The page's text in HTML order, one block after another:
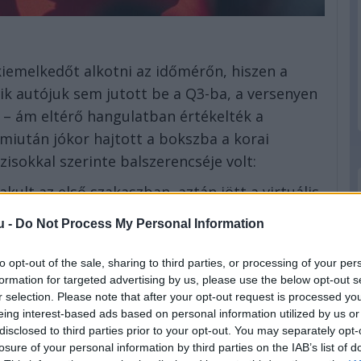
- Do Not Process My Personal Information
opt-out of the sale, sharing to third parties, or processing of your
for targeted advertising by us, please use the below opt-out
selection. Please note that after your opt-out request is processed
interest-based ads based on personal information utilized by us
to third parties prior to your opt-out. You may separately
of your personal information by third parties on the IAB’s list of
alkotni az időmérőn, hiszen a
autójuk sem jutott be a Q3-ba, a versenyen
ám eltérő hangulatban értékelték a
jókor hajtott a bokszba a korai
szerinte balszerencséje volt:
az első szakaszban, aztán jött a virtuális
a második safety carnál ismét több
és nem tudtuk lecserélni őket,
Leclerc arra utalva, hogy egy harmadik
fel, aminek viszont semmi értelme nem